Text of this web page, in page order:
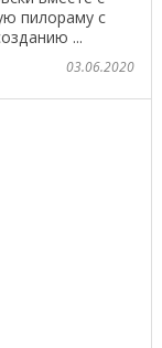
пилораму с
...
03.06.2020